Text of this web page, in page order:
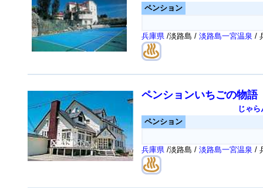
ペンション
兵庫県 /淡路島 / 淡路島一宮温泉 /
ペンションいちごの物語
じゃら
ペンション
兵庫県 /淡路島 / 淡路島一宮温泉 /